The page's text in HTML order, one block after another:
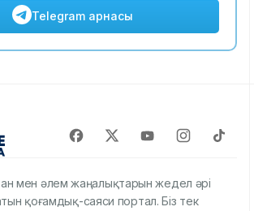
Telegram арнасы
мен әлем жаңалықтарын жедел әрі
қоғамдық-саяси портал. Біз тек